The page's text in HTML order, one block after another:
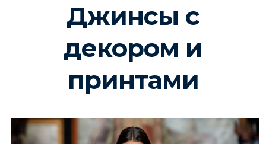
Джинсы с
декором и
принтами